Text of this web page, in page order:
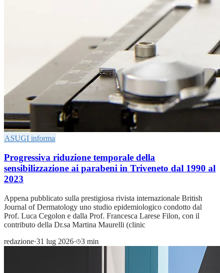
ASUGI informa
Progressiva riduzione temporale della
sensibilizzazione ai parabeni in Triveneto dal 1990 al
2023
Appena pubblicato sulla prestigiosa rivista internazionale British
Journal of Dermatology uno studio epidemiologico condotto dal
Prof. Luca Cegolon e dalla Prof. Francesca Larese Filon, con il
contributo della Dr.sa Martina Maurelli (clinic
redazione·31 lug 2026· 3 min